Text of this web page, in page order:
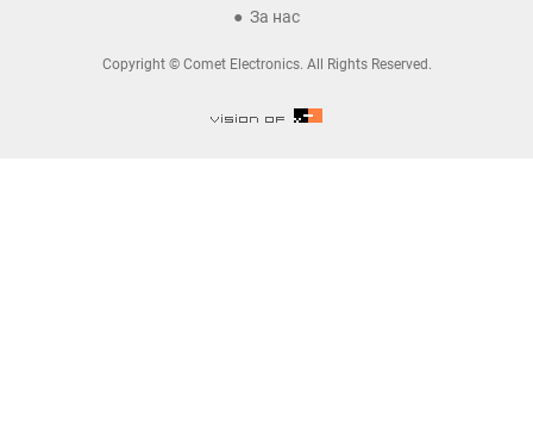
За нас
Copyright © Comet Electronics. All Rights Reserved.